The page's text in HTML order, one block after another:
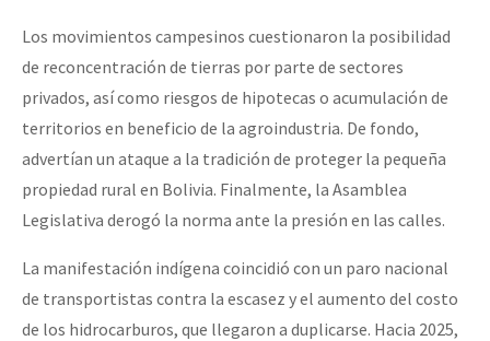
Los movimientos campesinos cuestionaron la posibilidad
de reconcentración de tierras por parte de sectores
privados, así como riesgos de hipotecas o acumulación de
territorios en beneficio de la agroindustria. De fondo,
advertían un ataque a la tradición de proteger la pequeña
propiedad rural en Bolivia. Finalmente, la Asamblea
Legislativa derogó la norma ante la presión en las calles.
La manifestación indígena coincidió con un paro nacional
de transportistas contra la escasez y el aumento del costo
de los hidrocarburos, que llegaron a duplicarse. Hacia 2025,